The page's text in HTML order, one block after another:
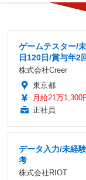
ゲームテスター/
日120日/賞与年2
株式会社Creer
東京都
月給21万1,300
正社員
データ入力/未経
考
株式会社RIOT